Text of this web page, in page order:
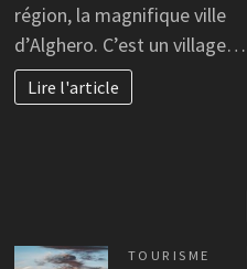
région, la magnifique ville
d’Alghero. C’est un village…
Lire l'article
TOURISME